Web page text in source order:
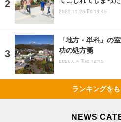
2022.11.25 Fri 18:45
「地方・単科」の
功の処方箋
2026.8.4 Tue 12:15
ランキングを
NEWS